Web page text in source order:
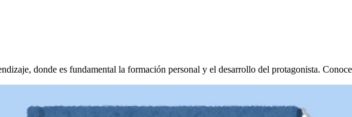
donde es fundamental la formación personal y el desarrollo del protagonista.